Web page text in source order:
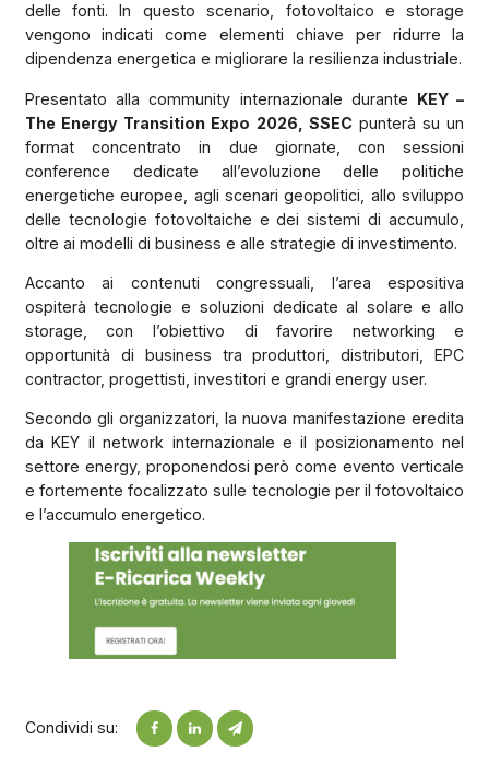
delle fonti. In questo scenario, fotovoltaico e storage
vengono indicati come elementi chiave per ridurre la
dipendenza energetica e migliorare la resilienza industriale.
Presentato alla community internazionale durante KEY –
The Energy Transition Expo 2026, SSECpunterà su un
format concentrato in due giornate, con sessioni
conference dedicate all’evoluzione delle politiche
energetiche europee, agli scenari geopolitici, allo sviluppo
delle tecnologie fotovoltaiche e dei sistemi di accumulo,
oltre ai modelli di business e alle strategie di investimento.
Accanto ai contenuti congressuali, l’area espositiva
ospiterà tecnologie e soluzioni dedicate al solare e allo
storage, con l’obiettivo di favorire networking e
opportunità di business tra produttori, distributori, EPC
contractor, progettisti, investitori e grandi energy user.
Secondo gli organizzatori, la nuova manifestazione eredita
da KEY il network internazionale e il posizionamento nel
settore energy, proponendosi però come evento verticale
e fortemente focalizzato sulle tecnologie per il fotovoltaico
e l’accumulo energetico.
Condividi su: